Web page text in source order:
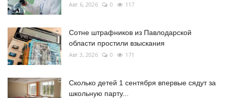
Авг 6, 2026 0 117
Сотне штрафников из Павлодарской
области простили взыскания
Авг 3, 2026 0 171
Сколько детей 1 сентября впервые сядут за
школьную парту...